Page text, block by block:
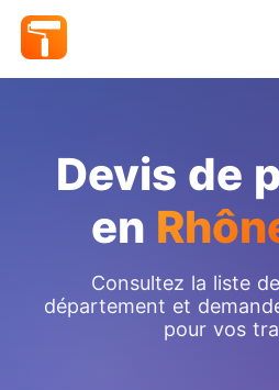
Devis de
en
Consultez la liste
département et
pour vos